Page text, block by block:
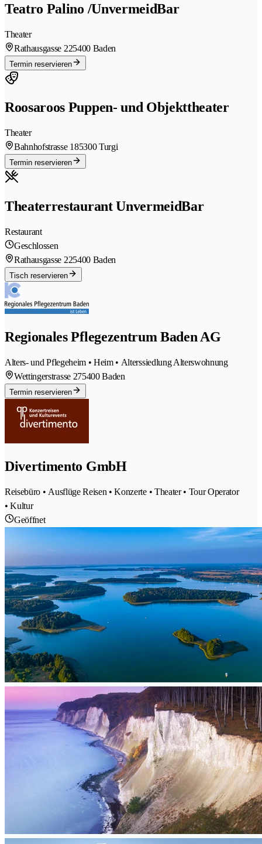
Teatro Palino /UnvermeidBar
Theater
Rathausgasse 225400 Baden
Termin reservieren
Roosaroos Puppen- und Objekttheater
Theater
Bahnhofstrasse 185300 Turgi
Termin reservieren
Theaterrestaurant UnvermeidBar
Restaurant
Geschlossen
Rathausgasse 225400 Baden
Tisch reservieren
Regionales Pflegezentrum Baden AG
Alters- und Pflegeheim • Heim • Alterssiedlung Alterswohnung
Wettingerstrasse 275400 Baden
Termin reservieren
Divertimento GmbH
Reisebüro • Ausflüge Reisen • Konzerte • Theater • Tour Operator
• Kultur
Geöffnet